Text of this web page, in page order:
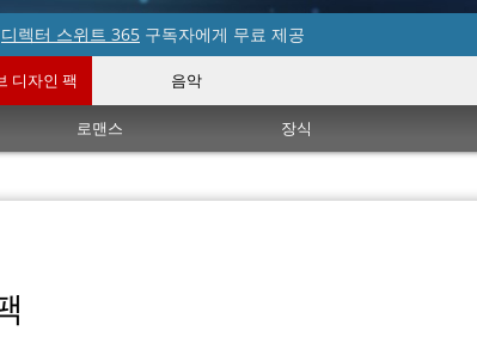
디렉터 스위트 365 구독자에게 무료 제공
디자인 팩 음악
로맨스 장식